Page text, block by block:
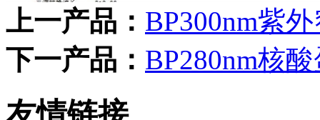
上一产品： BP300nm紫
下一产品： BP280nm核